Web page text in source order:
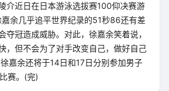
介近日在日本游泳选拔赛100仰决赛游
余几乎追平世界纪录的51秒86还有差
夺冠造成威胁。对此，徐嘉余笑着说，
，但不会为了对手改变自己，做好自己
嘉余还将于14日和17日分别参加男子
赛。(完)